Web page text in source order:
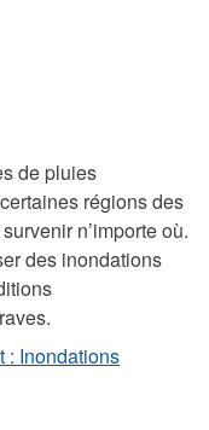
de pluies
régions des
n’importe où.
des inondations
: Inondations